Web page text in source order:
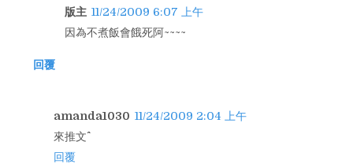
版主 11/24/2009 6:07 上午
因為不煮飯會餓死阿~~~~
回覆
amanda1030 11/24/2009 2:04 上午
來推文^^
回覆